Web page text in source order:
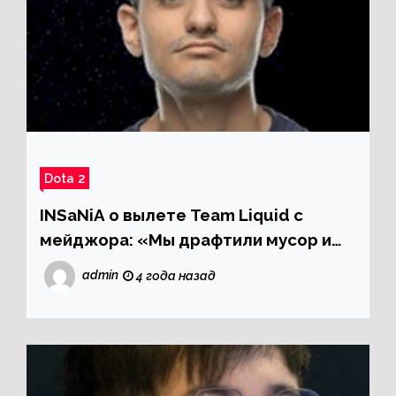
Dota 2
INSaNiA о вылете Team Liquid с
мейджора: «Мы драфтили мусор и
играли не лучше»
admin 4 года назад